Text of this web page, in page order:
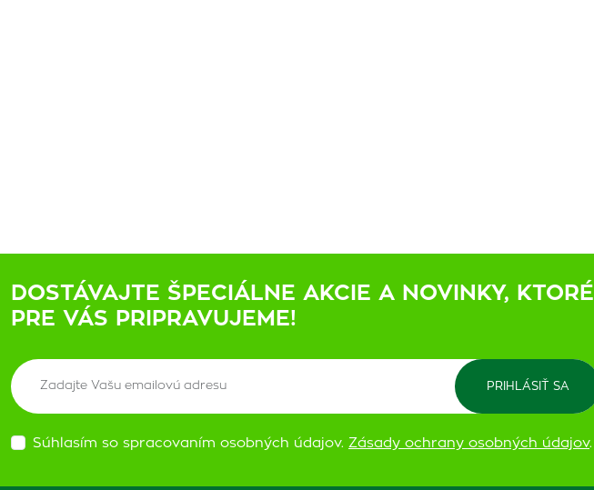
DOSTÁVAJTE ŠPECIÁLNE AKCIE A NOVINKY, KTORÉ
PRE VÁS PRIPRAVUJEME!
Súhlasím so spracovaním osobných údajov. Zásady ochrany osobných údajov.